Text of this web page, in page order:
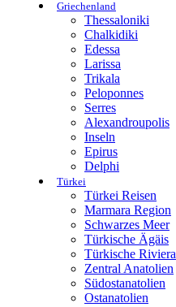
Griechenland
Thessaloniki
Chalkidiki
Edessa
Larissa
Trikala
Peloponnes
Serres
Alexandroupolis
Inseln
Epirus
Delphi
Türkei
Türkei Reisen
Marmara Region
Schwarzes Meer
Türkische Ägäis
Türkische Riviera
Zentral Anatolien
Südostanatolien
Ostanatolien